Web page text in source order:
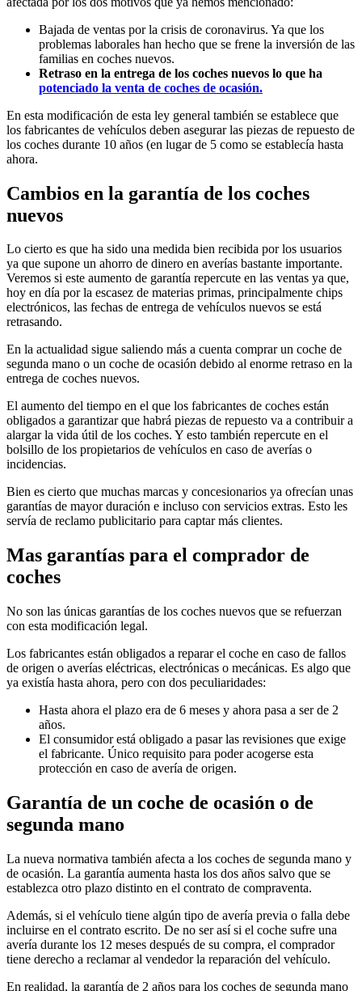
Bajada de ventas por la crisis de coronavirus. Ya que los
problemas laborales han hecho que se frene la inversión de las
familias en coches nuevos.
Retraso en la entrega de los coches nuevos lo que ha
potenciado la venta de coches de ocasión.
En esta modificación de esta ley general también se establece que
los fabricantes de vehículos deben asegurar las piezas de repuesto de
los coches durante 10 años (en lugar de 5 como se establecía hasta
ahora.
Cambios en la garantía de los coches
nuevos
Lo cierto es que ha sido una medida bien recibida por los usuarios
ya que supone un ahorro de dinero en averías bastante importante.
Veremos si este aumento de garantía repercute en las ventas ya que,
hoy en día por la escasez de materias primas, principalmente chips
electrónicos, las fechas de entrega de vehículos nuevos se está
retrasando.
En la actualidad sigue saliendo más a cuenta comprar un coche de
segunda mano o un coche de ocasión debido al enorme retraso en la
entrega de coches nuevos.
El aumento del tiempo en el que los fabricantes de coches están
obligados a garantizar que habrá piezas de repuesto va a contribuir a
alargar la vida útil de los coches. Y esto también repercute en el
bolsillo de los propietarios de vehículos en caso de averías o
incidencias.
Bien es cierto que muchas marcas y concesionarios ya ofrecían unas
garantías de mayor duración e incluso con servicios extras. Esto les
servía de reclamo publicitario para captar más clientes.
Mas garantías para el comprador de
coches
No son las únicas garantías de los coches nuevos que se refuerzan
con esta modificación legal.
Los fabricantes están obligados a reparar el coche en caso de fallos
de origen o averías eléctricas, electrónicas o mecánicas. Es algo que
ya existía hasta ahora, pero con dos peculiaridades:
Hasta ahora el plazo era de 6 meses y ahora pasa a ser de 2
años.
El consumidor está obligado a pasar las revisiones que exige
el fabricante. Único requisito para poder acogerse esta
protección en caso de avería de origen.
Garantía de un coche de ocasión o de
segunda mano
La nueva normativa también afecta a los coches de segunda mano y
de ocasión. La garantía aumenta hasta los dos años salvo que se
establezca otro plazo distinto en el contrato de compraventa.
Además, si el vehículo tiene algún tipo de avería previa o falla debe
incluirse en el contrato escrito. De no ser así si el coche sufre una
avería durante los 12 meses después de su compra, el comprador
tiene derecho a reclamar al vendedor la reparación del vehículo.
En realidad, la garantía de 2 años para los coches de segunda mano